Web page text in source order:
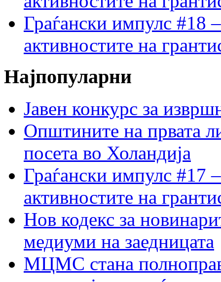
Граѓански импулс #18
активностите на
Најпопуларни
Јавен конкурс за
Општините на првата
посета во Холандија
Граѓански импулс #17
активностите на
Нов кодекс за
медиуми на заедницата
МЦМС стана